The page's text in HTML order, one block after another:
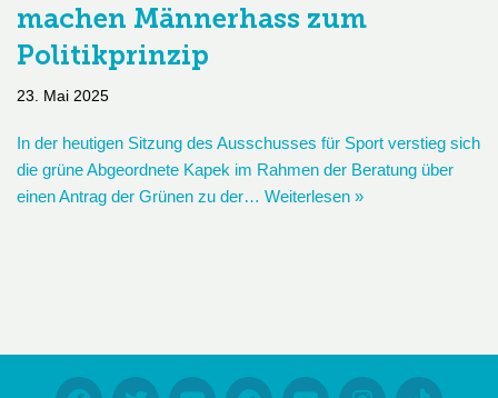
machen Männerhass zum
Politikprinzip
23. Mai 2025
In der heutigen Sitzung des Ausschusses für Sport verstieg sich
die grüne Abgeordnete Kapek im Rahmen der Beratung über
einen Antrag der Grünen zu der… Weiterlesen »